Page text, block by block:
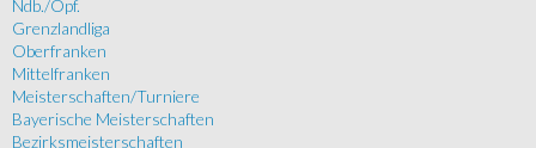
Ndb./Opf.
Grenzlandliga
Oberfranken
Mittelfranken
Meisterschaften/Turniere
Bayerische Meisterschaften
Bezirksmeisterschaften